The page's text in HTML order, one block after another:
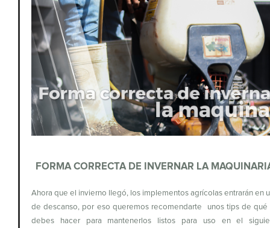
FORMA CORRECTA DE INVERNAR LA
Ahora que el invierno llegó, los implementos agrícolas entrarán en
de descanso, por eso queremos recomendarte unos tips de
debes hacer para mantenerlos listos para uso en el